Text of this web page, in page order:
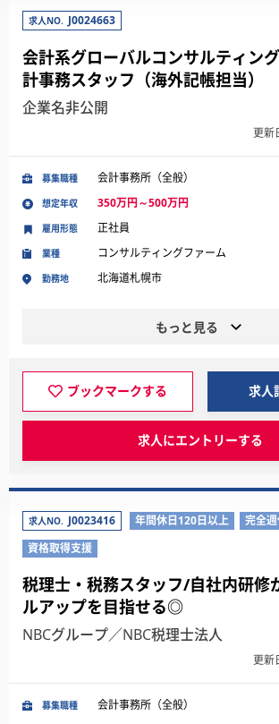
求人NO. J0024663
会計系グローバルコンサルティン
計事務スタッフ（海外記帳担当）
企業名非公開
更新
募集職種 会計事務所（全般）
想定年収 350万円～500万円
業種 コンサルティングファーム
勤務地 北海道札幌市
雇用形態 正社員
もっと見る
ブックマークする 求人
求人にエントリーする
求人NO. J0023416 年間休日120日以上
完全
資格取得支援
税理士・税務スタッフ/自社内研
ルアップを目指せる◎
NBCグループ／NBC税理士法人
更新
募集職種
会計事務所（全般）